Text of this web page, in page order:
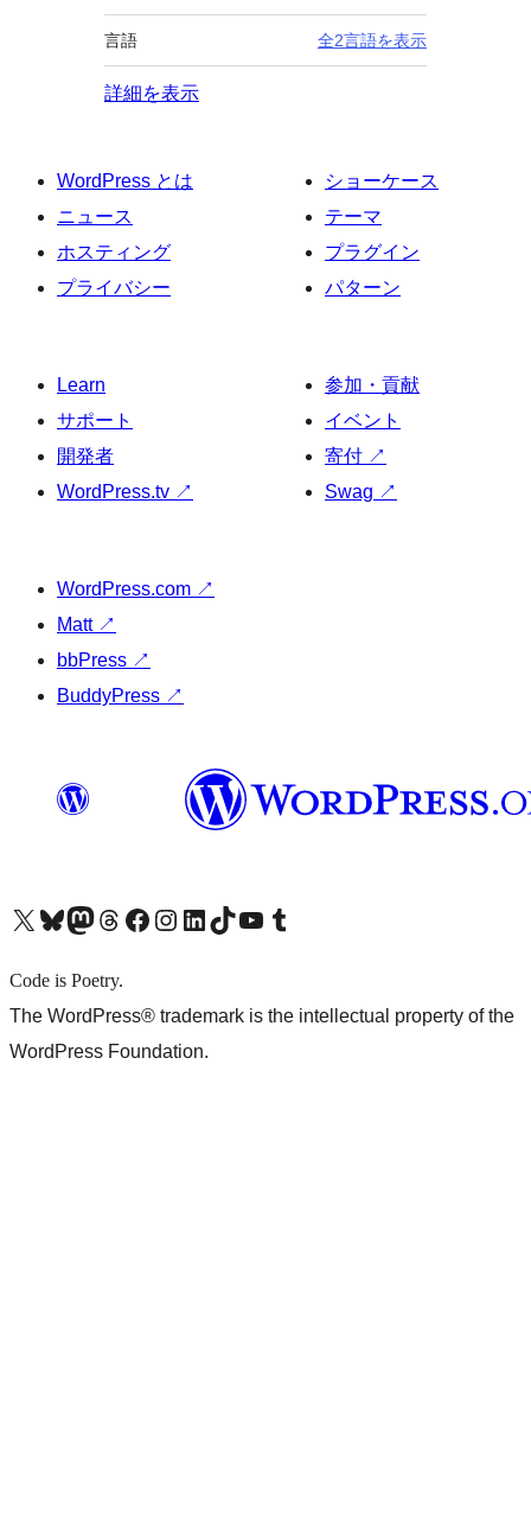
言語 全2言語を表示
詳細を表示
WordPress とは
ニュース
ホスティング
プライバシー
ショーケース
テーマ
プラグイン
パターン
Learn
サポート
開発者
WordPress.tv ↗
参加・貢献
イベント
寄付 ↗
Swag ↗
WordPress.com ↗
Matt ↗
bbPress ↗
BuddyPress ↗
X (旧 Twitter) アカウントへBluesky アカウントへMastodon アカウントへThreads アカウントへ Facebook ページへInstagram アカウントへ LinkedIn アカウントへTikTok アカウントへYouTube チャンネルへ Tumblr アカウントへ
Code is Poetry.
The WordPress® trademark is the intellectual property of the
WordPress Foundation.